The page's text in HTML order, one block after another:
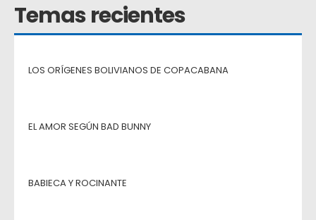
Temas recientes
LOS ORÍGENES BOLIVIANOS DE COPACABANA
EL AMOR SEGÚN BAD BUNNY
BABIECA Y ROCINANTE